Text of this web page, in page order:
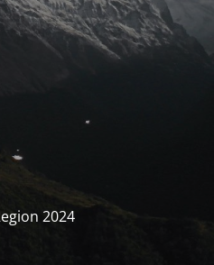
2024